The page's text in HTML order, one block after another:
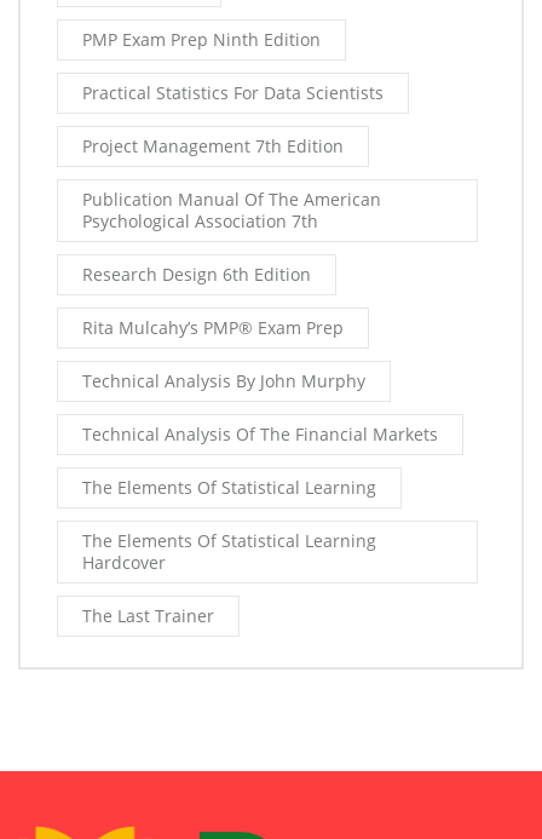
PMP Exam Prep Ninth Edition
Practical Statistics For Data Scientists
Project Management 7th Edition
Publication Manual Of The American
Psychological Association 7th
Research Design 6th Edition
Rita Mulcahy’s PMP® Exam Prep
Technical Analysis By John Murphy
Technical Analysis Of The Financial Markets
The Elements Of Statistical Learning
The Elements Of Statistical Learning
Hardcover
The Last Trainer